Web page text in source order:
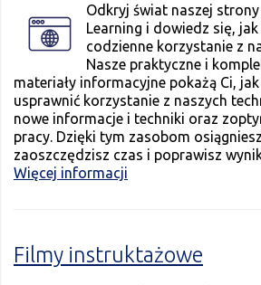
Odkryj świat naszej
Learning i dowiedz się,
codzienne korzystanie z
Nasze praktyczne i
materiały informacyjne pokażą Ci,
usprawnić korzystanie z naszych
nowe informacje i techniki oraz
pracy. Dzięki tym zasobom
zaoszczędzisz czas i poprawisz
Więcej informacji
Filmy instruktażowe